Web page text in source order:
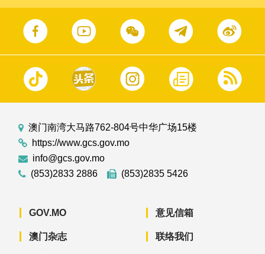
澳门南湾大马路762-804号中华广场15楼
https://www.gcs.gov.mo
info@gcs.gov.mo
(853)2833 2886
(853)2835 5426
GOV.MO
澳门杂志
意见信箱
联络我们